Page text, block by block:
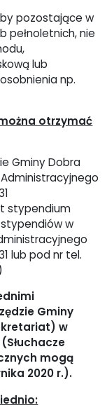
pozostające w
pełnoletnich, nie
lub
np.
otrzymać
Gminy Dobra
stypendium
w
lub pod nr tel.
Gminy
w
mogą
2020 r.).